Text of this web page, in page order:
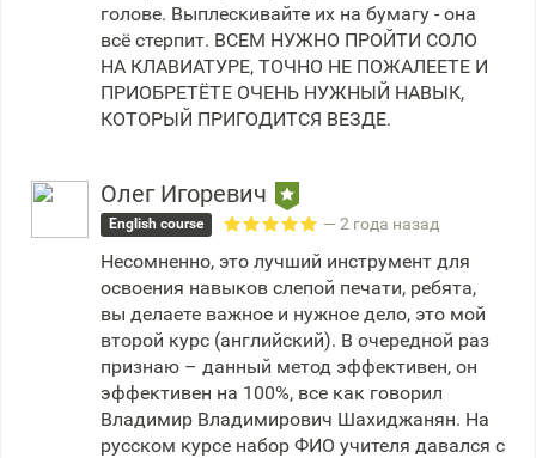
голове. Выплескивайте их на бумагу - она
всё стерпит. ВСЕМ НУЖНО ПРОЙТИ СОЛО
НА КЛАВИАТУРЕ, ТОЧНО НЕ ПОЖАЛЕЕТЕ И
ПРИОБРЕТЁТЕ ОЧЕНЬ НУЖНЫЙ НАВЫК,
КОТОРЫЙ ПРИГОДИТСЯ ВЕЗДЕ.
Олег Игоревич
English course — 2 года назад
Несомненно, это лучший инструмент для
освоения навыков слепой печати, ребята,
вы делаете важное и нужное дело, это мой
второй курс (английский). В очередной раз
признаю – данный метод эффективен, он
эффективен на 100%, все как говорил
Владимир Владимирович Шахиджанян. На
русском курсе набор ФИО учителя давался с